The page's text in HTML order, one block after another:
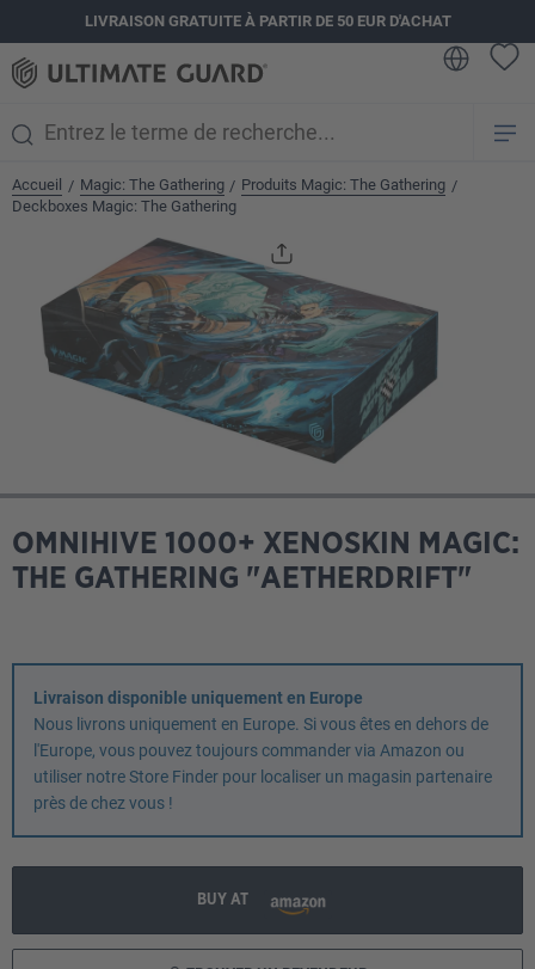
principalLIVRAISON GRATUITE À PARTIR DE 50 EUR D'ACHAT
Accueil / Magic: The Gathering / Produits Magic: The Gathering /
Deckboxes Magic: The Gathering
Ignorer la galerie d'images
OMNIHIVE 1000+ XENOSKIN MAGIC:
THE GATHERING "AETHERDRIFT"
Livraison disponible uniquement en Europe
Nous livrons uniquement en Europe. Si vous êtes en dehors de
l'Europe, vous pouvez toujours commander via Amazon ou
utiliser notre Store Finder pour localiser un magasin partenaire
près de chez vous !
BUY AT